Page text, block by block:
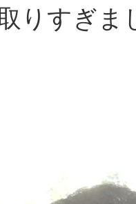
りすぎま